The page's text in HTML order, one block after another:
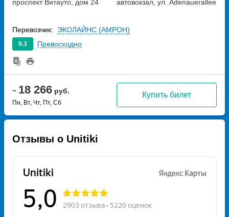
~ 18 266 руб.
Пн, Вт, Чт, Пт, Сб
Купить билет
проспект Витауто, дом 24
автовокзал, ул. Adenauerallee
9.3 Превосходно
Перевозчик: ЭКОЛАЙНС (АМРОН)
Отзывы о Unitiki